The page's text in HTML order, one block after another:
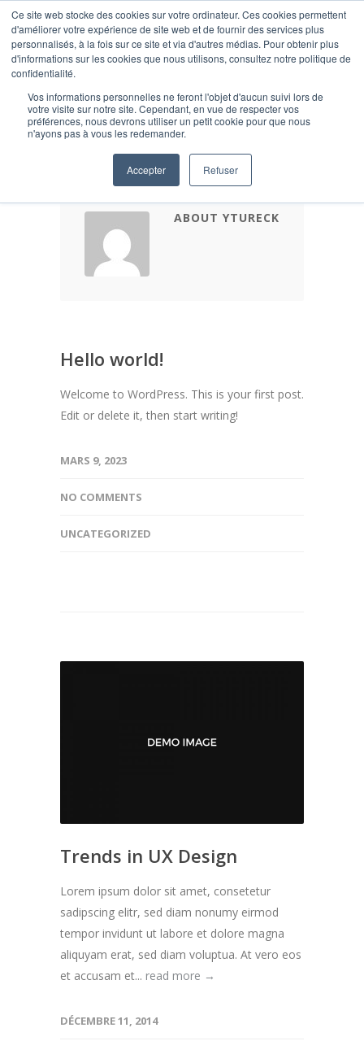
Ce site web stocke des cookies sur votre ordinateur. Ces cookies permettent
d'améliorer votre expérience de site web et de fournir des services plus
personnalisés, à la fois sur ce site et via d'autres médias. Pour obtenir plus
d'informations sur les cookies que nous utilisons, consultez notre politique de
confidentialité.
Vos informations personnelles ne feront l'objet d'aucun suivi lors de
votre visite sur notre site. Cependant, en vue de respecter vos
préférences, nous devrons utiliser un petit cookie pour que nous
n'ayons pas à vous les redemander.
Accepter Refuser
Author Archive for ytureck
ABOUT YTURECK
Hello world!
Welcome to WordPress. This is your first post.
Edit or delete it, then start writing!
MARS 9, 2023
NO COMMENTS
UNCATEGORIZED
Trends in UX Design
Lorem ipsum dolor sit amet, consetetur
sadipscing elitr, sed diam nonumy eirmod
tempor invidunt ut labore et dolore magna
aliquyam erat, sed diam voluptua. At vero eos
et accusam et... read more →
DÉCEMBRE 11, 2014